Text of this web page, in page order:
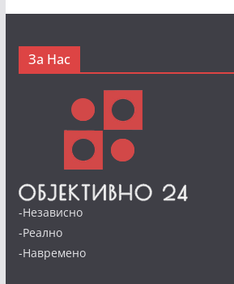
За Нас
-Независно
-Реално
-Навремено